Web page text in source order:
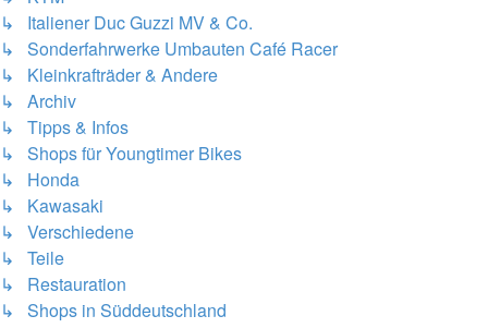
↳ Italiener Duc Guzzi MV & Co.
↳ Sonderfahrwerke Umbauten Café Racer
↳ Kleinkrafträder & Andere
↳ Archiv
↳ Tipps & Infos
↳ Shops für Youngtimer Bikes
↳ Honda
↳ Kawasaki
↳ Verschiedene
↳ Teile
↳ Restauration
↳ Shops in Süddeutschland